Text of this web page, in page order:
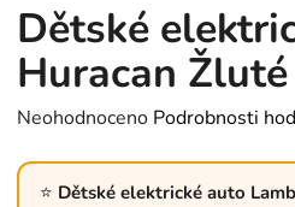
Dětské
Huracan Žluté
Průměrné
produktu
Neohodnoceno Podrobnosti
Dětské elektrické auto